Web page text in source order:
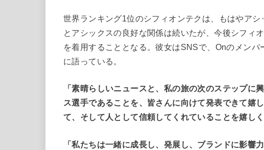
世界ランキング1位のシフィオンテクは、もはやア
とアシックスの良好な関係は続いたが、今後シフィ
を着用することとなる。彼女はSNSで、Onのメン
に語っている。
「素晴らしいニュースと、私の旅の次のステップに
ス選手であることを、皆さんに向けて発表できて嬉
て、そして人として信頼してくれていることを嬉しく
「私たちは一緒に成長し、発展し、ブランドに影響